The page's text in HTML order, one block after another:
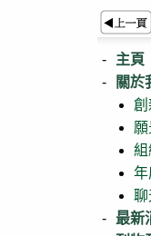
主頁
關於
創
組
年
聊
最新